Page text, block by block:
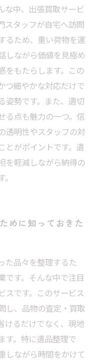
な中、出張買取サービ
スタッフが自宅へ訪問
るため、重い荷物を運
しながら価値を見極め
をもたらします。この
つ細やかな対応だけで
姿勢です。また、適切
る点も魅力の一つ。信
透明性やスタッフの対
とがポイントです。遺
を軽減しながら納得の
めに知っておきた
た品々を整理するた
です。そんな中で注目
スです。このサービス
し、品物の査定・買取
けるだけでなく、現地
す。特に遺品整理で
しながら時間をかけて